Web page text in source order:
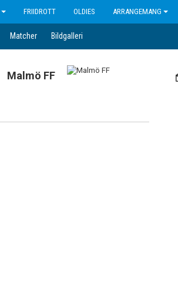
FRIIDROTT OLDIES ARRANGEMANG
Matcher Bildgalleri
Malmö FF